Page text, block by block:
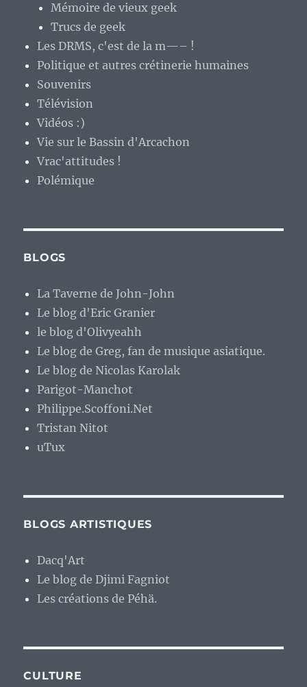
Mémoire de vieux geek
Trucs de geek
Les DRMS, c'est de la m—– !
Politique et autres crétinerie humaines
Souvenirs
Télévision
Vidéos :)
Vie sur le Bassin d'Arcachon
Vrac'attitudes !
Polémique
BLOGS
La Taverne de John-John
Le blog d'Eric Granier
le blog d'Olivyeahh
Le blog de Greg, fan de musique asiatique.
Le blog de Nicolas Karolak
Parigot-Manchot
Philippe.Scoffoni.Net
Tristan Nitot
uTux
BLOGS ARTISTIQUES
Dacq'Art
Le blog de Djimi Fagniot
Les créations de Péhä.
CULTURE